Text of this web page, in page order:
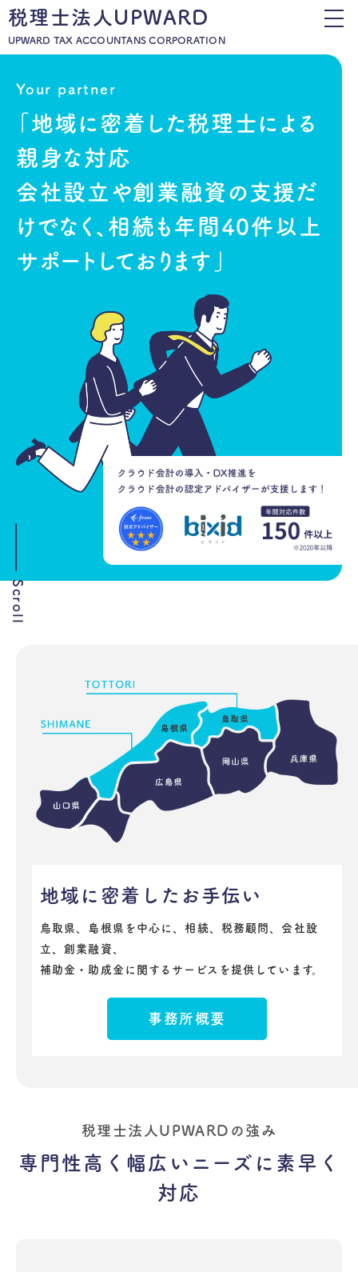
税理士法人UPWARD
UPWARD TAX ACCOUNTANS CORPORATION
Your partner
「地域に密着した税理士による
親身な対応
会社設立や創業融資の支援だ
けでなく、 相続も年間40件以上
サポートしております」
Scroll
地域に密着したお手伝い
鳥取県、島根県を中心に、相続、税務顧問、会社設
立、創業融資、
補助金・助成金に関するサービスを提供しています。
事務所概要
税理士法人UPWARDの強み
専門性高く幅広いニーズに素早く
対応